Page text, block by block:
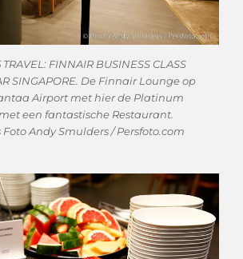
FINNAIR BUSINESS CLASS
SINGAPORE. De Finnair Lounge op
Airport met hier de Platinum
een fantastische Restaurant.
Andy Smulders / Persfoto.com